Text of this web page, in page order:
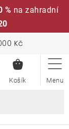
% na zahradní
Kč
KOŠÍK